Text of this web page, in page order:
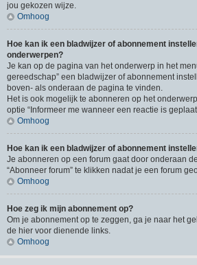
jou gekozen wijze.
Omhoog
Hoe kan ik een bladwijzer of abonnement
onderwerpen?
Je kan op de pagina van het onderwerp in het
gereedschap” een bladwijzer of abonnement
boven- als onderaan de pagina te vinden.
Het is ook mogelijk te abonneren op het
optie “Informeer me wanneer een reactie is
Omhoog
Hoe kan ik een bladwijzer of abonnement
Je abonneren op een forum gaat door onderaan
“Abonneer forum” te klikken nadat je een forum
Omhoog
Hoe zeg ik mijn abonnement op?
Om je abonnement op te zeggen, ga je naar het
de hier voor dienende links.
Omhoog